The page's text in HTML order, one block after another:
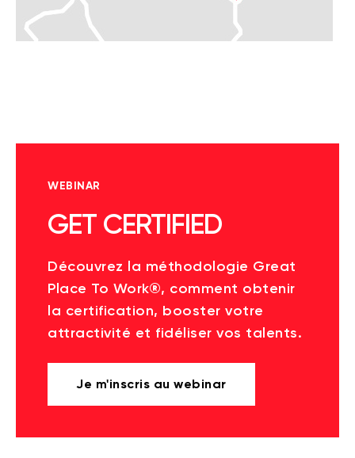
WEBINAR
GET CERTIFIED
Découvrez la méthodologie Great
Place To Work®, comment obtenir
la certification, booster votre
attractivité et fidéliser vos talents.
Je m'inscris au webinar